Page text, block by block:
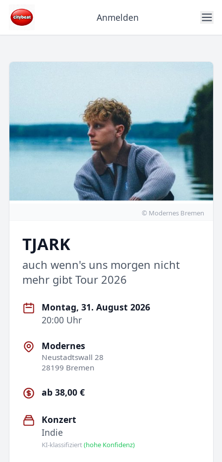
Anmelden
© Modernes Bremen
TJARK
auch wenn's uns morgen nicht
mehr gibt Tour 2026
Montag, 31. August 2026
20:00 Uhr
Modernes
Neustadtswall 28
28199 Bremen
ab 38,00 €
Konzert
Indie
KI-klassifiziert(hohe Konfidenz)